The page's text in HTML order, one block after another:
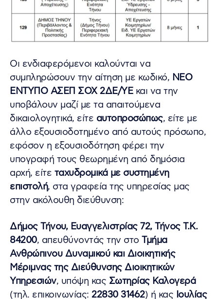
Οι ενδιαφερόμενοι καλούνται να
συμπληρώσουν την αίτηση με κωδικό, ΝΕΟ
ΕΝΤΥΠΟ ΑΣΕΠ ΣΟΧ 2ΔΕ/ΥΕκαι να την
υποβάλουν μαζί με τα απαιτούμενα
δικαιολογητικά, είτε αυτοπροσώπως, είτε με
άλλο εξουσιοδοτημένο από αυτούς πρόσωπο,
εφόσον η εξουσιοδότηση φέρει την
υπογραφή τους θεωρημένη από δημόσια
αρχή, είτε ταχυδρομικά με συστημένη
επιστολή, στα γραφεία της υπηρεσίας μας
στην ακόλουθη διεύθυνση:
Δήμος Τήνου, Ευαγγελιστρίας 72, Τήνος Τ.Κ.
84200, απευθύνοντάς την στο Τμήμα
Ανθρώπινου Δυναμικού και Διοικητικής
Μέριμνας της Διεύθυνσης Διοικητικών
Υπηρεσιών, υπόψη κας Σωτηρίας Καλογερά
(τηλ. επικοινωνίας: 22830 31462) ή κας Ιουλίας